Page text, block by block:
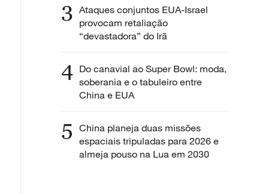
3 Ataques conjuntos EUA-Israel
provocam retaliação
“devastadora” do Irã
4 Do canavial ao Super Bowl: moda,
soberania e o tabuleiro entre
China e EUA
5 China planeja duas missões
espaciais tripuladas para 2026 e
almeja pouso na Lua em 2030